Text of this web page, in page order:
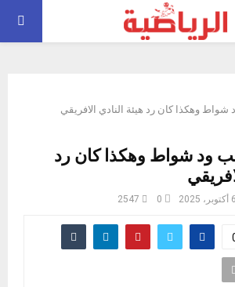
وهكذا كان رد هيئة النادي الافريقي
ود شواط وهكذا كان رد
6 أكتوبر، 2025 0
2547